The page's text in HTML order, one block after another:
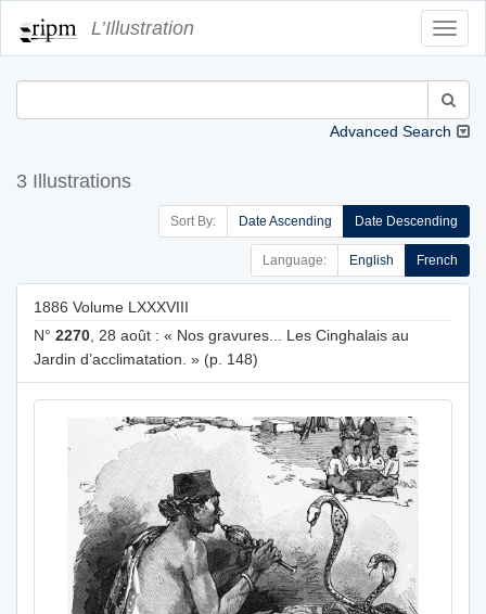
L’Illustration
Advanced Search
3 Illustrations
Sort By: Date Ascending Date Descending
Language: English French
1886 Volume LXXXVIII
N° 2270 , 28 août : « Nos gravures... Les Cinghalais au
Jardin d’acclimatation. » (p. 148)